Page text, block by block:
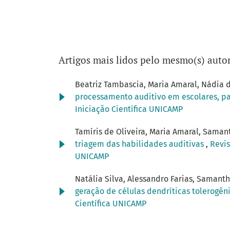
Artigos mais lidos pelo mesmo(s)
Beatriz Tambascia, Maria Amaral, Nádia
processamento auditivo em escolares,
Iniciação Científica UNICAMP
Tamíris de Oliveira, Maria Amaral,
triagem das habilidades auditivas ,
UNICAMP
Natália Silva, Alessandro Farias,
geração de células dendríticas
Científica UNICAMP